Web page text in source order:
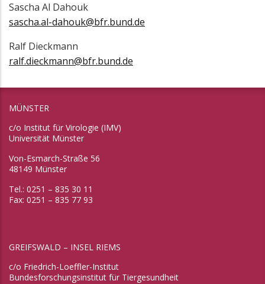
Sascha Al Dahouk
sascha.al-dahouk@bfr.bund.de
Ralf Dieckmann
ralf.dieckmann@bfr.bund.de
MÜNSTER
c/o Institut für Virologie (IMV)
Universität Münster
Von-Esmarch-Straße 56
48149 Münster
Tel.: 0251 – 835 30 11
Fax: 0251 – 835 77 93
GREIFSWALD – INSEL RIEMS
c/o Friedrich-Loeffler-Institut
Bundesforschungsinstitut für Tiergesundheit